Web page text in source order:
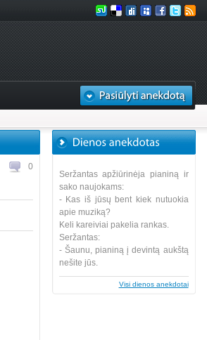
0
Seržantas apžiūrinėja pianiną ir
sako naujokams:
- Kas iš jūsų bent kiek nutuokia
apie muziką?
Keli kareiviai pakelia rankas.
Seržantas:
- Šaunu, pianiną į devintą aukštą
nešite jūs.
Visi dienos anekdotai